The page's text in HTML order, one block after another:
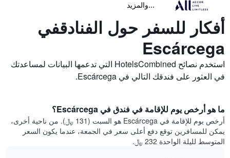
...والمزيد
أفكار للسفر حول الفنادقفي
Escárcega
استخدم نصائح HotelsCombined التي تدعمها البيانات لمساعدتك
في العثور على فندقك التالي في Escárcega.
ما هو أرخص يوم للإقامة في فندق في Escárcega؟
أرخص يوم للإقامة في Escárcega هو السبت (131 ﷼). من ناحية أخرى،
يمكن للمسافرين توقع دفع أعلى سعر في الجمعة، عندما يكون السعر
المتوسط لليلة الواحدة 232 ﷼.